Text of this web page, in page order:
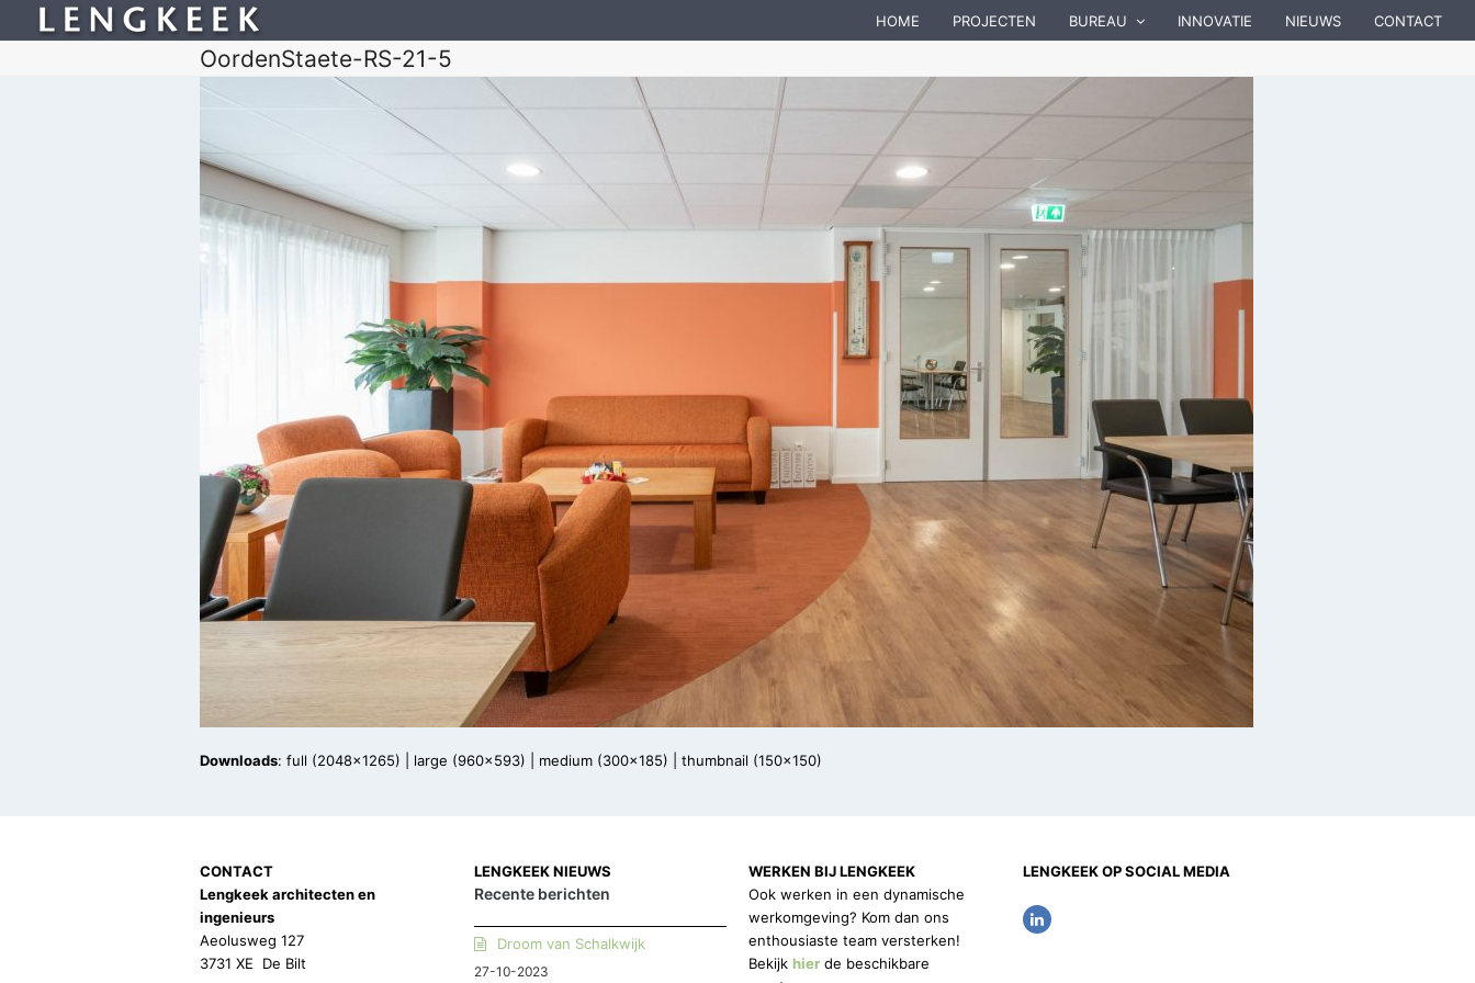
HOME PROJECTEN BUREAU INNOVATIE NIEUWS CONTACT
OordenStaete-RS-21-5
Downloads: full (2048x1265) large (960x593) medium (300x185) thumbnail (150x150)
CONTACT
Lengkeek architecten en
ingenieurs
Aeolusweg 127
3731 XE De Bilt
LENGKEEK NIEUWS
Recente berichten
Droom van Schalkwijk
27-10-2023
WERKEN BIJ LENGKEEK
Ook werken in een dynamische
werkomgeving? Kom dan ons
enthousiaste team versterken!
Bekijk hier de beschikbare
LENGKEEK OP SOCIAL MEDIA
L